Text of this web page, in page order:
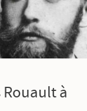
à